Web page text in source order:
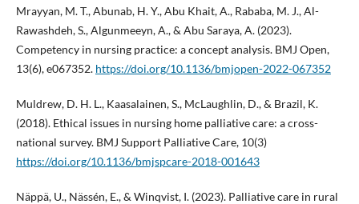
Mrayyan, M. T., Abunab, H. Y., Abu Khait, A., Rababa, M. J., Al-
Rawashdeh, S., Algunmeeyn, A., & Abu Saraya, A. (2023).
Competency in nursing practice: a concept analysis. BMJ Open,
13(6), e067352. https://doi.org/10.1136/bmjopen-2022-067352
Muldrew, D. H. L., Kaasalainen, S., McLaughlin, D., & Brazil, K.
(2018). Ethical issues in nursing home palliative care: a cross-
national survey. BMJ Support Palliative Care, 10(3)
https://doi.org/10.1136/bmjspcare-2018-001643
Näppä, U., Nässén, E., & Winqvist, I. (2023). Palliative care in rural